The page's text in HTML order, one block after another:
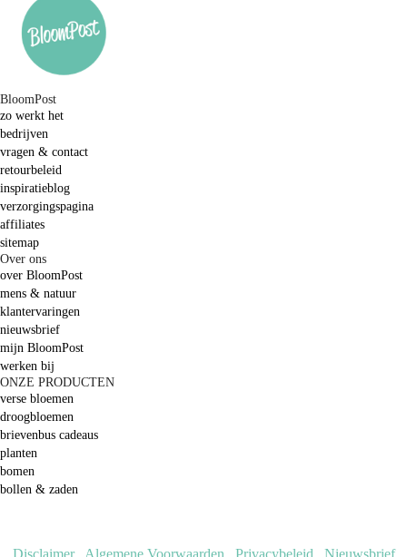
BloomPost
zo werkt het
bedrijven
vragen & contact
retourbeleid
inspiratieblog
verzorgingspagina
affiliates
sitemap
Over ons
over BloomPost
mens & natuur
klantervaringen
nieuwsbrief
mijn BloomPost
werken bij
ONZE PRODUCTEN
verse bloemen
droogbloemen
brievenbus cadeaus
planten
bomen
bollen & zaden
Disclaimer. Algemene Voorwaarden Privacybeleid Nieuwsbrief